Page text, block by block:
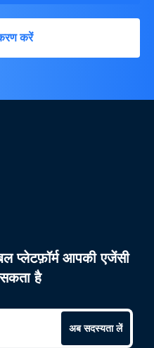
करें
प्लेटफ़ॉर्म आपकी एजेंसी
है
अब सदस्यता लें